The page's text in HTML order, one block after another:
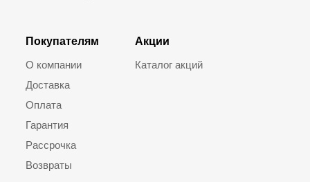
Покупателям
О компании
Доставка
Оплата
Гарантия
Рассрочка
Возвраты
Акции
Каталог акций